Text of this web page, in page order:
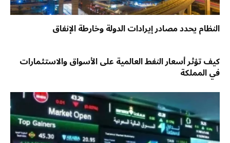
النظام يحدد مصادر إيرادات الدولة وخارطة الإنفاق
كيف تؤثر أسعار النفط العالمية على الأسواق والاستثمارات
في المملكة